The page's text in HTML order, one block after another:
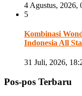
4 Agustus, 2026,
5
Kombinasi
Indonesia All
31 Juli, 2026,
Pos-pos Terbaru